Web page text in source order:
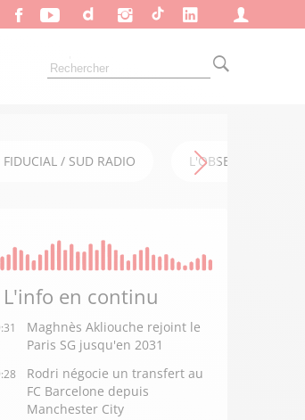
FIDUCIAL / SUD RADIO L'OBSERVATOIRE
L'info en continu
Maghnès Akliouche rejoint le
Paris SG jusqu'en 2031
Rodri négocie un transfert au
FC Barcelone depuis
Manchester City